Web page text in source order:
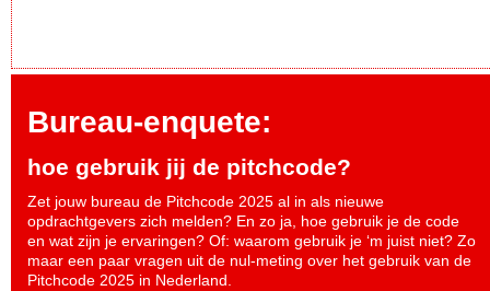
Bureau-enquete:
hoe gebruik jij de pitchcode?
Zet jouw bureau de Pitchcode 2025 al in als nieuwe
opdrachtgevers zich melden? En zo ja, hoe gebruik je de code
en wat zijn je ervaringen? Of: waarom gebruik je ‘m juist niet? Zo
maar een paar vragen uit de nul-meting over het gebruik van de
Pitchcode 2025 in Nederland.